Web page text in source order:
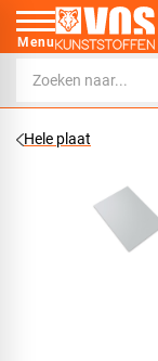
Menu
Hele plaat